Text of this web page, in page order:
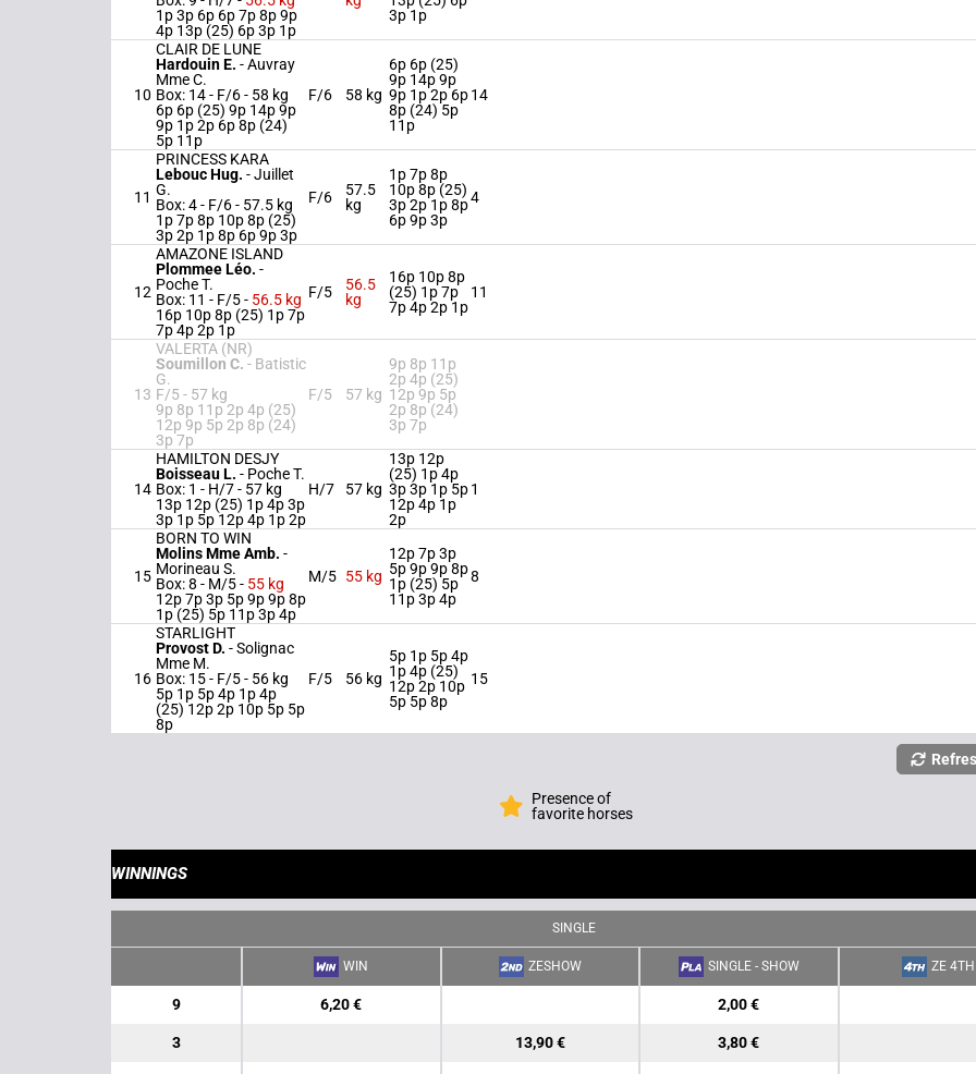
1p 3p 6p 6p 7p 8p 9p
4p 13p (25) 6p 3p 1p
3p 1p
10
CLAIR DE LUNE
Hardouin E. -Auvray
Mme C.
Box: 14 - F/6 - 58 kg
6p 6p (25) 9p 14p 9p
9p 1p 2p 6p 8p (24)
5p 11p
F/6 58 kg
6p 6p (25)
9p 14p 9p
9p 1p 2p 6p
8p (24) 5p
11p
14
11
PRINCESS KARA
Lebouc Hug. -Juillet
G.
Box: 4 - F/6 - 57.5 kg
1p 7p 8p 10p 8p (25)
3p 2p 1p 8p 6p 9p 3p
F/6
57.5
kg
1p 7p 8p
10p 8p (25)
3p 2p 1p 8p
6p 9p 3p
4
12
AMAZONE ISLAND
Plommee Léo. -
Poche T.
Box: 11 - F/5 - 56.5 kg
16p 10p 8p (25) 1p 7p
7p 4p 2p 1p
F/5
56.5
kg
16p 10p 8p
(25) 1p 7p
7p 4p 2p 1p
11
13
VALERTA (NR)
Soumillon C. - Batistic
G.
F/5 - 57 kg
9p 8p 11p 2p 4p (25)
12p 9p 5p 2p 8p (24)
3p 7p
F/5 57 kg
9p 8p 11p
2p 4p (25)
12p 9p 5p
2p 8p (24)
3p 7p
14
HAMILTON DESJY
Boisseau L. - Poche T.
Box: 1 - H/7 - 57 kg
13p 12p (25) 1p 4p 3p
3p 1p 5p 12p 4p 1p 2p
H/7 57 kg
13p 12p
(25) 1p 4p
3p 3p 1p 5p
12p 4p 1p
2p
1
15
BORN TO WIN
Molins Mme Amb. -
Morineau S.
Box: 8 - M/5 - 55 kg
12p 7p 3p 5p 9p 9p 8p
1p (25) 5p 11p 3p 4p
M/5 55 kg
12p 7p 3p
5p 9p 9p 8p
1p (25) 5p
11p 3p 4p
8
16
STARLIGHT
Provost D. -Solignac
Mme M.
Box: 15 - F/5 - 56 kg
5p 1p 5p 4p 1p 4p
(25) 12p 2p 10p 5p 5p
8p
F/5 56 kg
5p 1p 5p 4p
1p 4p (25)
12p 2p 10p
5p 5p 8p
15
Presence of
favorite horses
WINNINGS
SINGLE
WIN ZESHOW SINGLE - SHOW ZE 4TH
9 6,20 € 2,00 €
3 13,90 € 3,80 €